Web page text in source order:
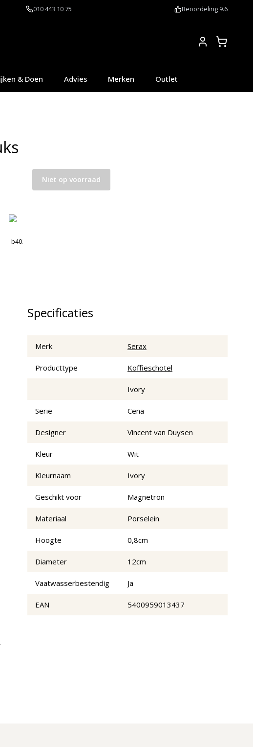
010 443 10 75 Beoordeling 9.6
& Doen Advies Merken Outlet
Niet op voorraad
Specificaties
Merk Serax
Producttype Koffieschotel
Ivory
Serie Cena
Designer Vincent van Duysen
Kleur Wit
Kleurnaam Ivory
Geschikt voor Magnetron
Materiaal Porselein
Hoogte 0,8cm
Diameter 12cm
Vaatwasserbestendig Ja
EAN 5400959013437